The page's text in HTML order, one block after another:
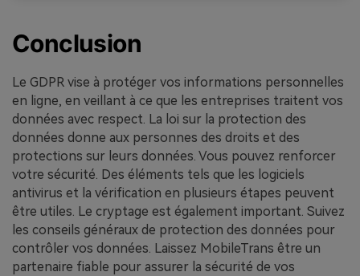
Conclusion
Le GDPR vise à protéger vos informations personnelles
en ligne, en veillant à ce que les entreprises traitent vos
données avec respect. La loi sur la protection des
données donne aux personnes des droits et des
protections sur leurs données. Vous pouvez renforcer
votre sécurité. Des éléments tels que les logiciels
antivirus et la vérification en plusieurs étapes peuvent
être utiles. Le cryptage est également important. Suivez
les conseils généraux de protection des données pour
contrôler vos données. Laissez MobileTrans être un
partenaire fiable pour assurer la sécurité de vos